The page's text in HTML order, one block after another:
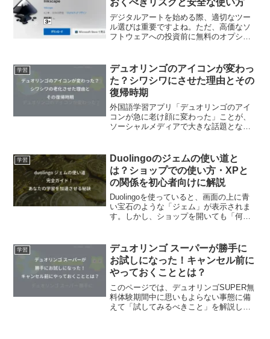
おくべきリスクと安全な使い方
デジタルアートを始める際、適切なツー
ル選びは重要ですよね。ただ、高価なソ
フトウェアへの投資前に無料のオプショ
危険性」というキーワードが気になる人
もいるこ...
学習
デュオリンゴのアイコンが変わっ
た？シワシワにさせた理由とその
復帰時期
外国語学習アプリ「デュオリンゴのアイ
コンが急に老け顔に変わった」ことが、
ソーシャルメディアで大きな話題となっ
になりました。・ユーザーの注意を引
き、アプリを開かせるための...
学習
Duolingoのジェムの使い道と
は？ショップでの使い方・XPと
の関係を初心者向けに解説
Duolingoを使っていると、画面の上に青
い宝石のような「ジェム」が表示されま
す。しかし、ショップを開いても「何に
のまま放置している人も多いのではない
でしょうか。結論...
学習
デュオリンゴ スーパーが勝手に
お試しになった！キャンセル前に
やっておくこととは？
このページでは、デュオリンゴSUPER無
料体験期間中に思いもよらない事態に備
えて「試してみるべきこと」を解説して